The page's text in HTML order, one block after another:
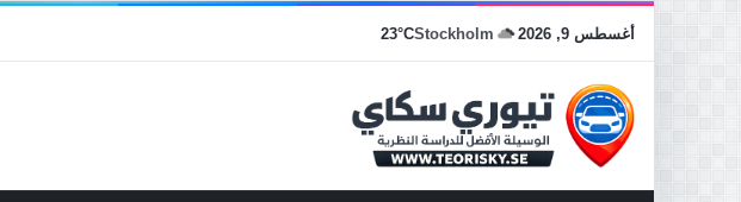
أغسطس 9, 2026 Stockholm
23°C